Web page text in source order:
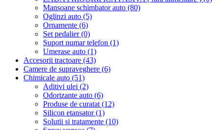
Mansoane schimbator auto (80)
Oglinzi auto (5)
Ornamente (6)
Set pedalier (0)
Suport numar telefon (1)
Umerase auto (1)
Accesorii tractoare (43)
Camere de supraveghere (6)
Chimicale auto (51)
Aditivi ulei (2)
Odorizante auto (6)
Produse de curatat (12)
Silicon etansator (1)
Solutii si tratamente (10)